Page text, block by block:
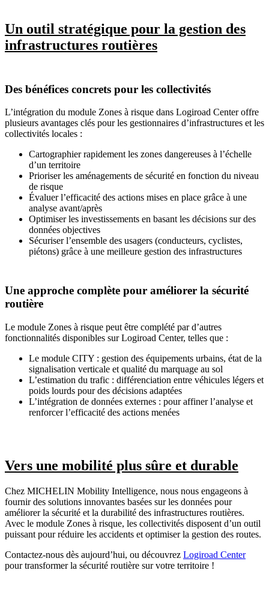
Un outil stratégique pour la gestion des
infrastructures routières
Des bénéfices concrets pour les collectivités
L’intégration du module Zones à risque dans Logiroad Center offre
plusieurs avantages clés pour les gestionnaires d’infrastructures et les
collectivités locales :
Cartographier rapidement les zones dangereuses à l’échelle
d’un territoire
Prioriser les aménagements de sécurité en fonction du niveau
de risque
Évaluer l’efficacité des actions mises en place grâce à une
analyse avant/après
Optimiser les investissements en basant les décisions sur des
données objectives
Sécuriser l’ensemble des usagers (conducteurs, cyclistes,
piétons) grâce à une meilleure gestion des infrastructures
Une approche complète pour améliorer la sécurité
routière
Le module Zones à risque peut être complété par d’autres
fonctionnalités disponibles sur Logiroad Center, telles que :
Le module CITY : gestion des équipements urbains, état de la
signalisation verticale et qualité du marquage au sol
L’estimation du trafic : différenciation entre véhicules légers et
poids lourds pour des décisions adaptées
L’intégration de données externes : pour affiner l’analyse et
renforcer l’efficacité des actions menées
Vers une mobilité plus sûre et durable
Chez MICHELIN Mobility Intelligence, nous nous engageons à
fournir des solutions innovantes basées sur les données pour
améliorer la sécurité et la durabilité des infrastructures routières.
Avec le module Zones à risque, les collectivités disposent d’un outil
puissant pour réduire les accidents et optimiser la gestion des routes.
Contactez-nous dès aujourd’hui, ou découvrez Logiroad Center
pour transformer la sécurité routière sur votre territoire !